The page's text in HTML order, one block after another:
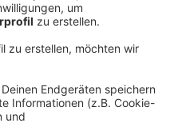
die Wellnesspäckchen,
zu Hause